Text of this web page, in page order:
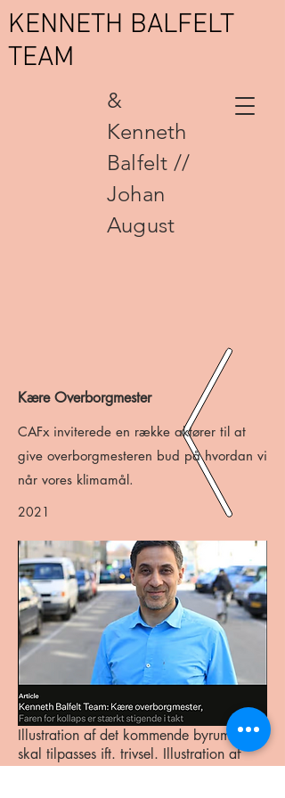
KENNETH BALFELT
TEAM
&
Kenneth
Balfelt //
Johan
August
Kære Overborgmester
CAFx inviterede en række aktører til at
give overborgmesteren bud på hvordan vi
når vores klimamål.
2021
Illustration af det kommende byrum, som
skal tilpasses ift. trivsel. Illustration af